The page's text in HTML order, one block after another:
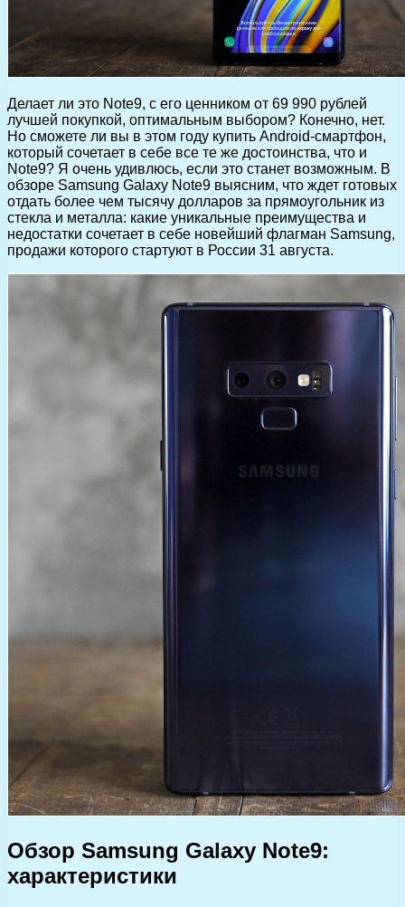
Делает ли это Note9, с его ценником от 69 990 рублей
лучшей покупкой, оптимальным выбором? Конечно, нет.
Но сможете ли вы в этом году купить Android-смартфон,
который сочетает в себе все те же достоинства, что и
Note9? Я очень удивлюсь, если это станет возможным. В
обзоре Samsung Galaxy Note9 выясним, что ждет готовых
отдать более чем тысячу долларов за прямоугольник из
стекла и металла: какие уникальные преимущества и
недостатки сочетает в себе новейший флагман Samsung,
продажи которого стартуют в России 31 августа.
Обзор Samsung Galaxy Note9:
характеристики